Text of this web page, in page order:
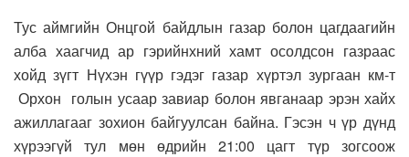
Тус аймгийн Онцгой байдлын газар болон цагдаагийн
алба хаагчид ар гэрийнхний хамт осолдсон газраас
хойд зүгт Нүхэн гүүр гэдэг газар хүртэл зургаан км-т
Орхон голын усаар завиар болон явганаар эрэн хайх
ажиллагааг зохион байгуулсан байна. Гэсэн ч үр дүнд
хүрээгүй тул мөн өдрийн 21:00 цагт түр зогсоож